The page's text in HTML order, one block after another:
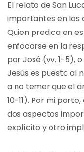
El relato de San
importantes en los
Quien predica en
enfocarse en la
por José (vv. 1-5),
Jesús es puesto al
a no temer que el
10-11). Por mi
dos aspectos
explícito y otro